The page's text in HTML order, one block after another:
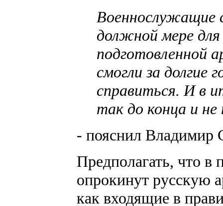
Военнослужащие
должной мере для
подготовленной
смогли за долгие
справиться. И в
так до конца и не
- пояснил Владимир
Предполагать, что
опрокинут русскую
как входящие в